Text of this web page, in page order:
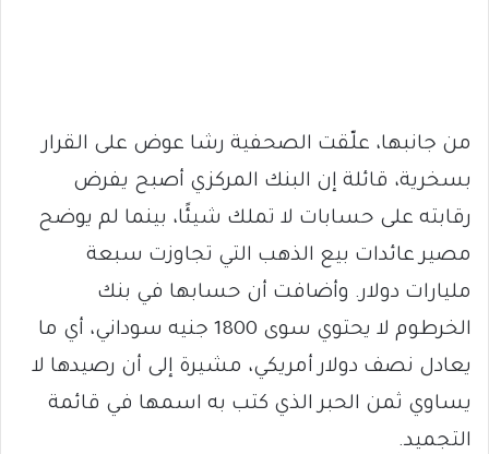
من جانبها، علّقت الصحفية رشا عوض على القرار
بسخرية، قائلة إن البنك المركزي أصبح يفرض
رقابته على حسابات لا تملك شيئًا، بينما لم يوضح
مصير عائدات بيع الذهب التي تجاوزت سبعة
مليارات دولار. وأضافت أن حسابها في بنك
الخرطوم لا يحتوي سوى 1800 جنيه سوداني، أي ما
يعادل نصف دولار أمريكي، مشيرة إلى أن رصيدها لا
يساوي ثمن الحبر الذي كتب به اسمها في قائمة
التجميد.